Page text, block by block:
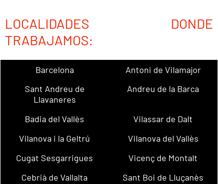
LOCALIDADES DONDE
TRABAJAMOS:
Barcelona
Antoni de Vilamajor
Sant Andreu de
Llavaneres
Andreu de la Barca
Badia del Vallès
Vilassar de Dalt
Vilanova i la Geltrú
Vilanova del Vallès
Cugat Sesgarrigues
Vicenç de Montalt
Cebrià de Vallalta
Sant Boi de Lluçanès